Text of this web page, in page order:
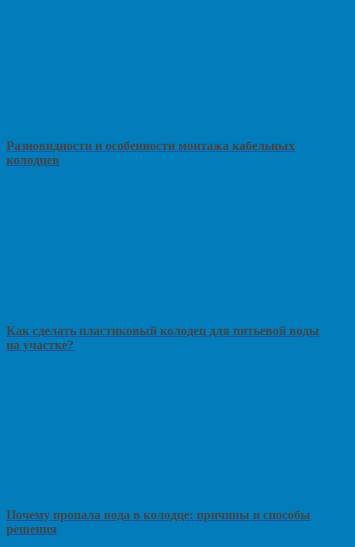
Разновидности и особенности монтажа кабельных
колодцев
Как сделать пластиковый колодец для питьевой воды
на участке?
Почему пропала вода в колодце: причины и способы
решения